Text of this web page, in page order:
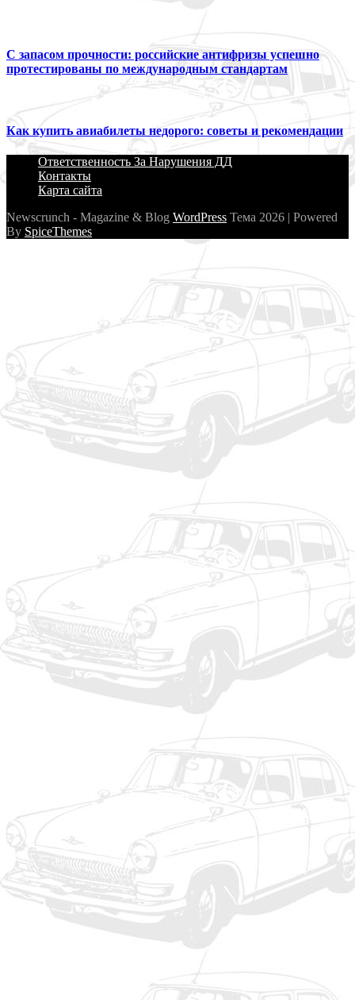
С запасом прочности: российские антифризы успешно
протестированы по международным стандартам
Как купить авиабилеты недорого: советы и рекомендации
Ответственность За Нарушения ДД
Контакты
Карта сайта
Newscrunch - Magazine & Blog WordPress Тема 2026 | Powered
By SpiceThemes